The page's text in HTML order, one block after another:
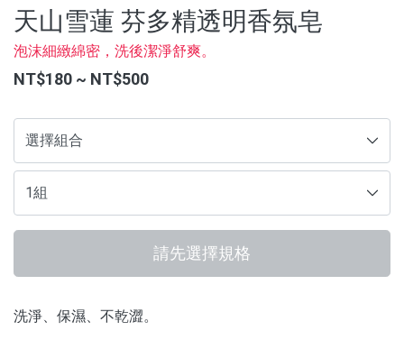
水光逆時系列保養品
品牌
天山雪蓮 芬多精透明香氛皂
泡沫細緻綿密，洗後潔淨舒爽。
NT$180 ~ NT$500
請先選擇規格
洗淨、保濕、不乾澀。